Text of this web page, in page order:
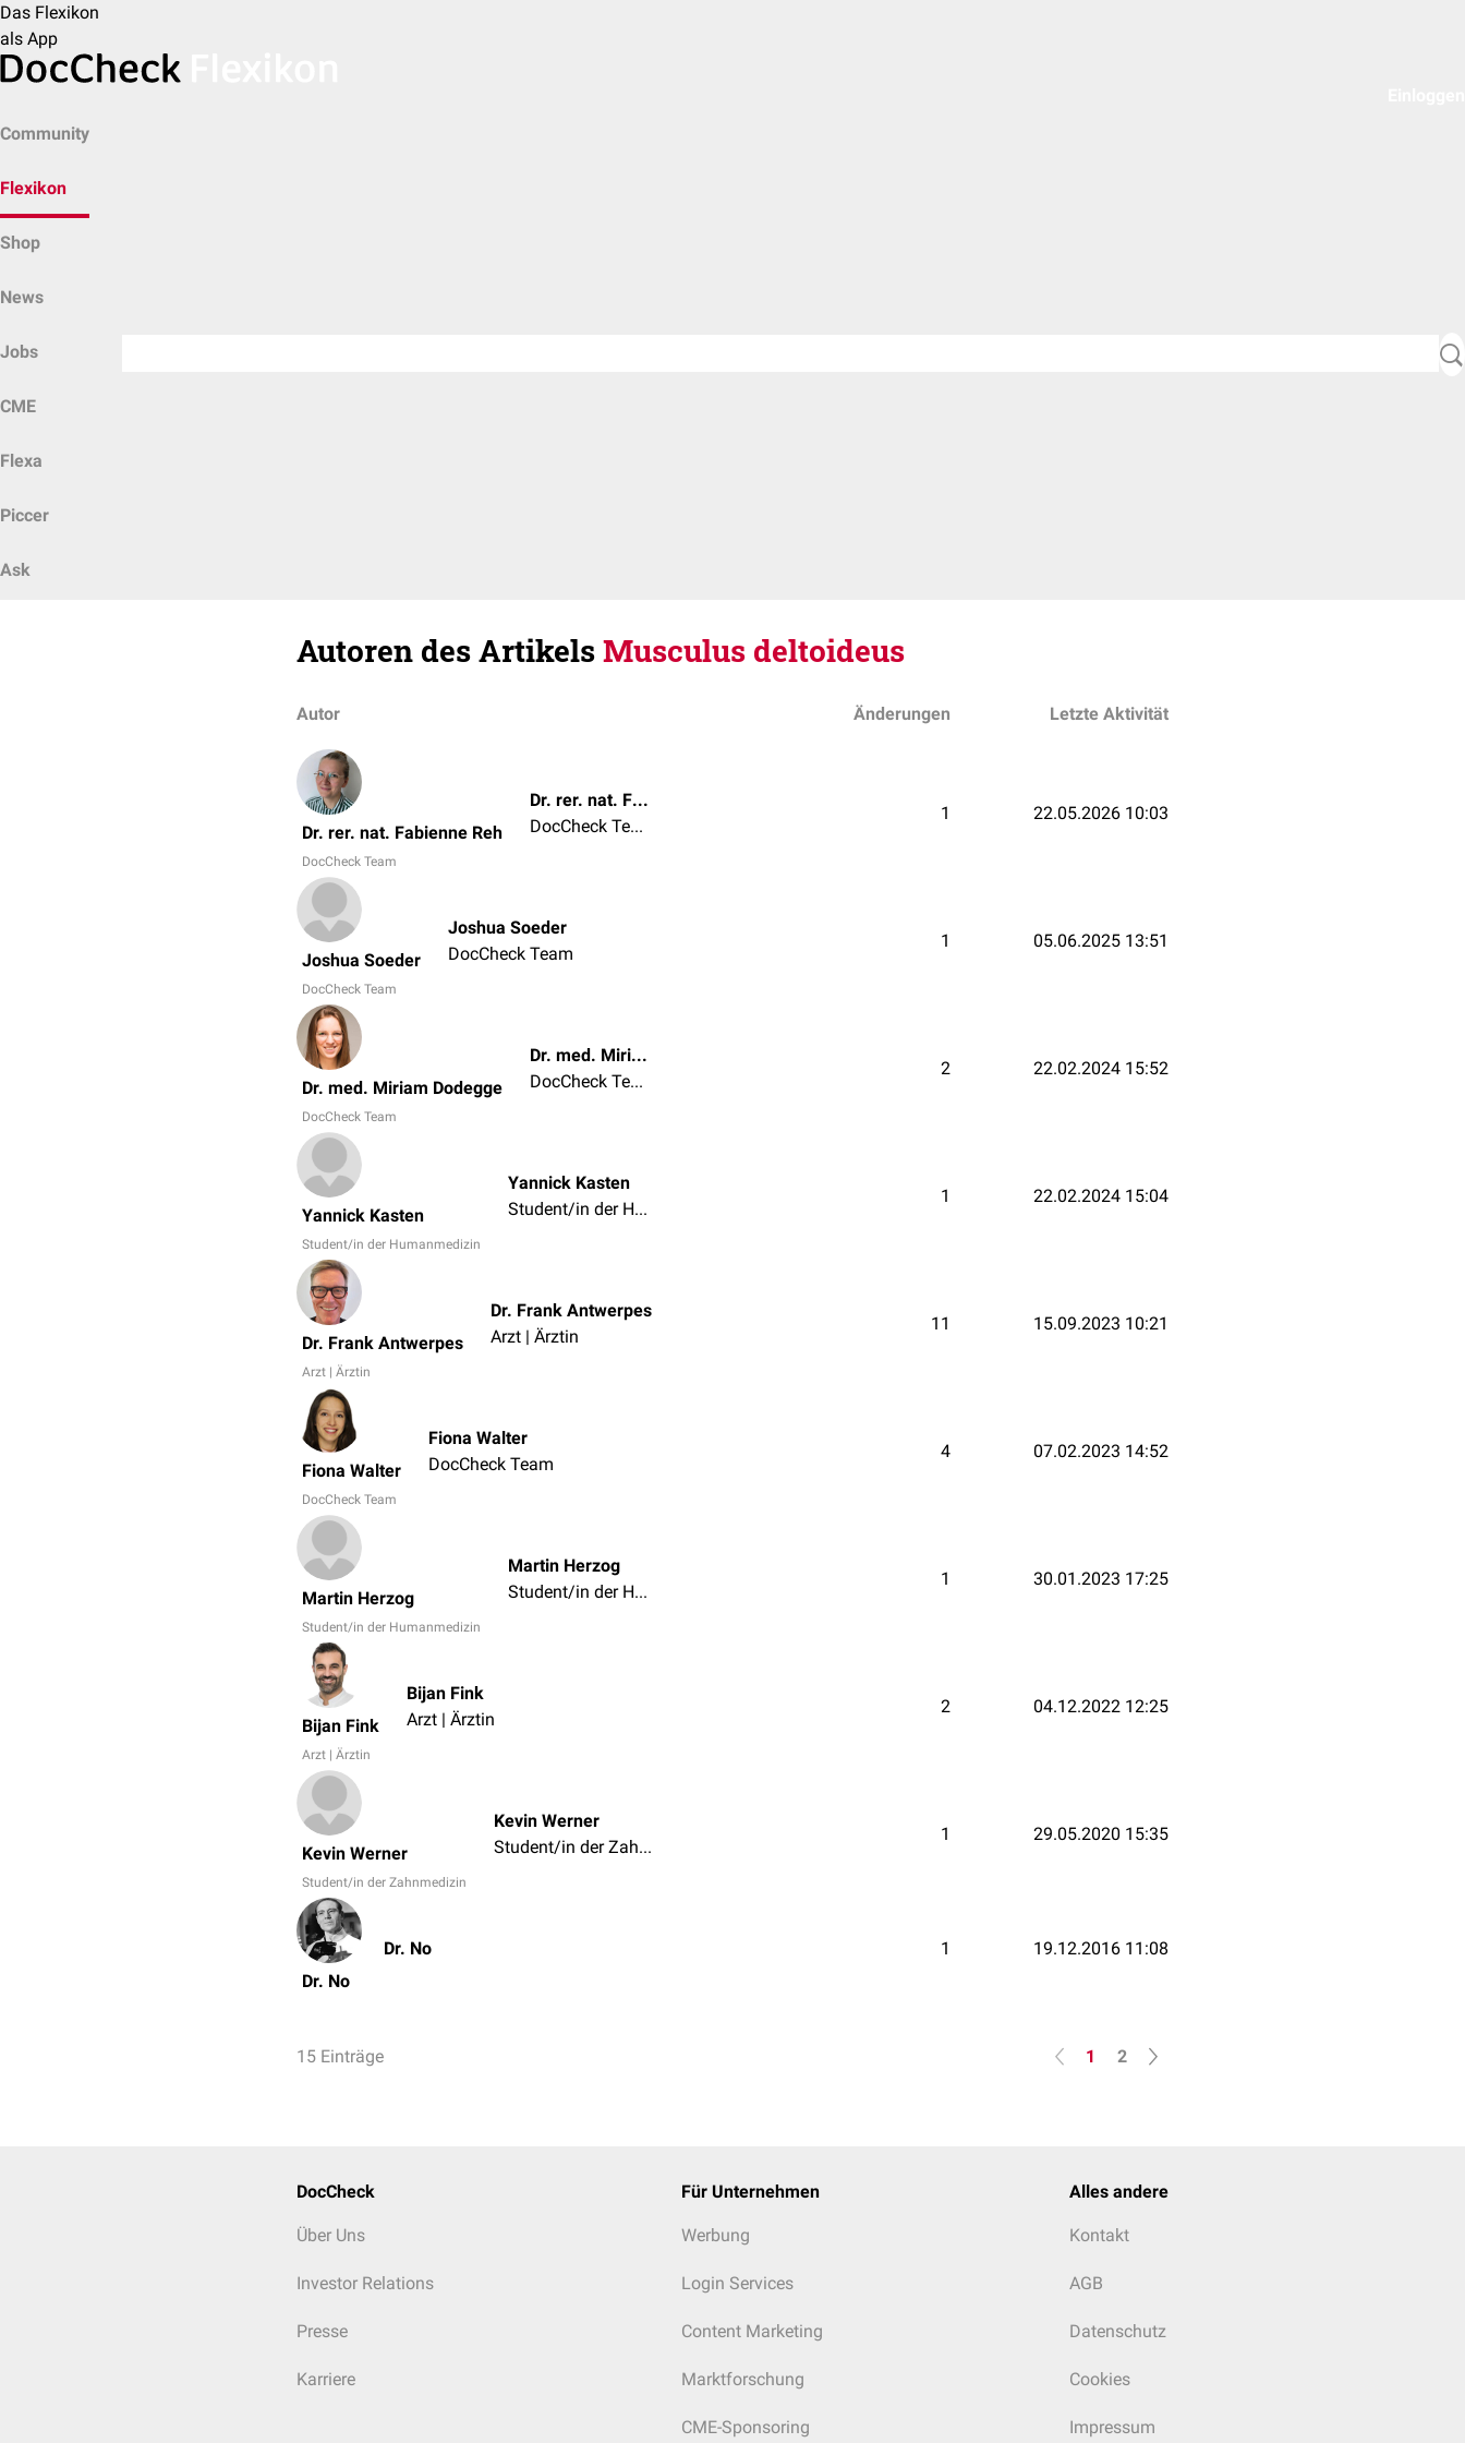
Das Flexikon
als App
Community
Flexikon
Shop
News
Jobs
CME
Flexa
Piccer
Ask
Autoren des ArtikelsMusculus deltoideus
Autor Änderungen Letzte Aktivität
Dr. rer. nat. Fabienne Reh
DocCheck Team
Dr. rer. nat. Fabienne Reh
DocCheck Team
1 22.05.2026 10:03
Joshua Soeder
DocCheck Team
Joshua Soeder
DocCheck Team
1 05.06.2025 13:51
Dr. med. Miriam Dodegge
DocCheck Team
Dr. med. Miriam Dodegge
DocCheck Team
2 22.02.2024 15:52
Yannick Kasten
Student/in der Humanmedizin
Yannick Kasten
Student/in der Humanmedizin
1 22.02.2024 15:04
Dr. Frank Antwerpes
Arzt | Ärztin
Dr. Frank Antwerpes
Arzt | Ärztin
11 15.09.2023 10:21
Fiona Walter
DocCheck Team
Fiona Walter
DocCheck Team
4 07.02.2023 14:52
Martin Herzog
Student/in der Humanmedizin
Martin Herzog
Student/in der Humanmedizin
1 30.01.2023 17:25
Bijan Fink
Arzt | Ärztin
Bijan Fink
Arzt | Ärztin
2 04.12.2022 12:25
Kevin Werner
Student/in der Zahnmedizin
Kevin Werner
Student/in der Zahnmedizin
1 29.05.2020 15:35
Dr. No
Dr. No 1 19.12.2016 11:08
1 2
15 Einträge
DocCheck
Über Uns
Investor Relations
Presse
Karriere
Für Unternehmen
Werbung
Login Services
Content Marketing
Marktforschung
CME-Sponsoring
Alles andere
Kontakt
AGB
Datenschutz
Cookies
Impressum